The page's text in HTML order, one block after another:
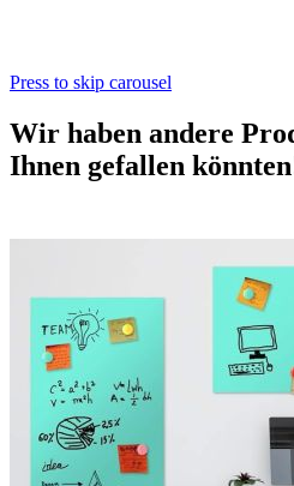
Press to skip carousel
Wir haben andere
Ihnen gefallen